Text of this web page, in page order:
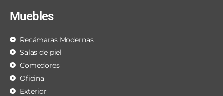
Muebles
Recámaras Modernas
Salas de piel
Comedores
Oficina
Exterior